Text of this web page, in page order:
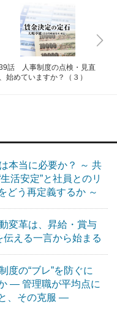
話 人事制度の点検・見直
始めていますか？（３）
本当に必要か？ ～ 共
活安定”と社員とのリ
どう再定義するか ～
変革は、昇給・賞与
伝える一言から始まる
の“ブレ”を防ぐに
― 管理職が平均点に
、その克服 ―